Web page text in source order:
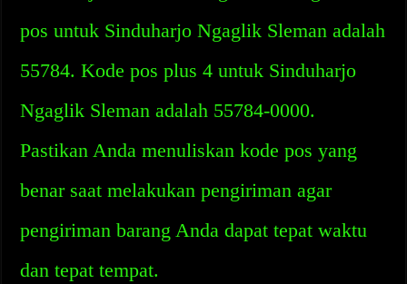
pos untuk Sinduharjo Ngaglik Sleman adalah
55784. Kode pos plus 4 untuk Sinduharjo
Ngaglik Sleman adalah 55784-0000.
Pastikan Anda menuliskan kode pos yang
benar saat melakukan pengiriman agar
pengiriman barang Anda dapat tepat waktu
dan tepat tempat.